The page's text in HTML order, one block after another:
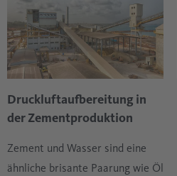
Druckluftaufbereitung in
der Zementproduktion
Zement und Wasser sind eine
ähnliche brisante Paarung wie Öl